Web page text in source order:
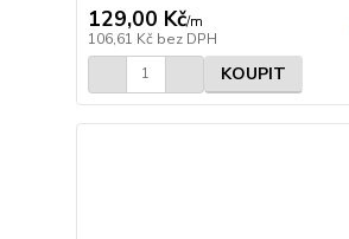
129,00 Kč/m
106,61 Kč bez DPH
KOUPIT